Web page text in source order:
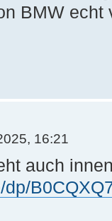
BMW echt
16:21
auch